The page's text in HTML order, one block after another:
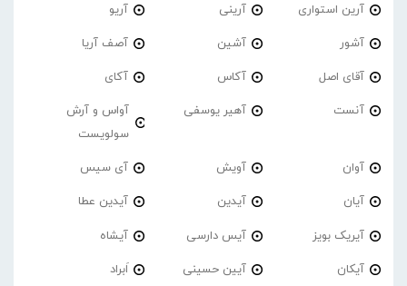
آرین استواری آرینی آریو
آشور آشین آصف آریا
آقای اصل آکاس آکای
آنست آهیر یوسفی
آواس و آرش
سولویست
آوان آویش آی سیس
آیان آیدین آیدین عطا
آیریک بویز آیس دارسی آیشاه
آیکان آیین حسینی اَبراد